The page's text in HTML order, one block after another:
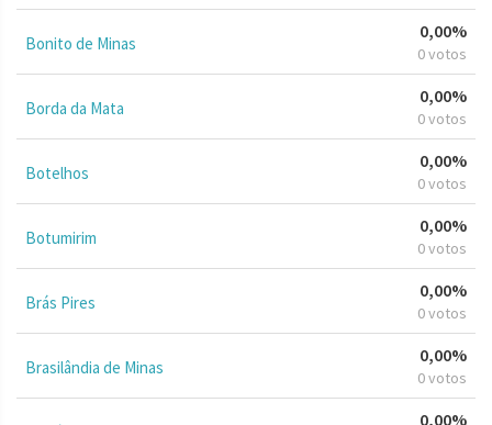
Bonito de Minas
0,00%
0 votos
Borda da Mata
0,00%
0 votos
Botelhos
0,00%
0 votos
Botumirim
0,00%
0 votos
Brás Pires
0,00%
0 votos
Brasilândia de Minas
0,00%
0 votos
0,00%